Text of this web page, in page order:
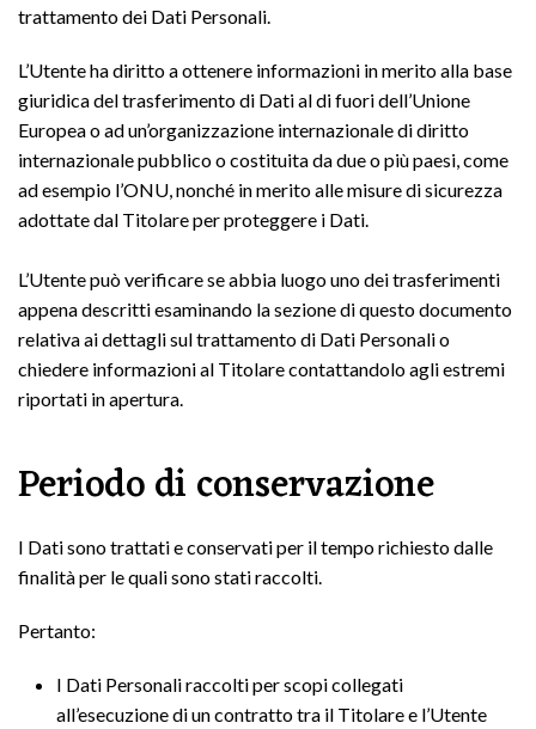
trattamento dei Dati Personali.
L’Utente ha diritto a ottenere informazioni in merito alla base
giuridica del trasferimento di Dati al di fuori dell’Unione
Europea o ad un’organizzazione internazionale di diritto
internazionale pubblico o costituita da due o più paesi, come
ad esempio l’ONU, nonché in merito alle misure di sicurezza
adottate dal Titolare per proteggere i Dati.
L’Utente può verificare se abbia luogo uno dei trasferimenti
appena descritti esaminando la sezione di questo documento
relativa ai dettagli sul trattamento di Dati Personali o
chiedere informazioni al Titolare contattandolo agli estremi
riportati in apertura.
Periodo di conservazione
I Dati sono trattati e conservati per il tempo richiesto dalle
finalità per le quali sono stati raccolti.
Pertanto:
I Dati Personali raccolti per scopi collegati
all’esecuzione di un contratto tra il Titolare e l’Utente